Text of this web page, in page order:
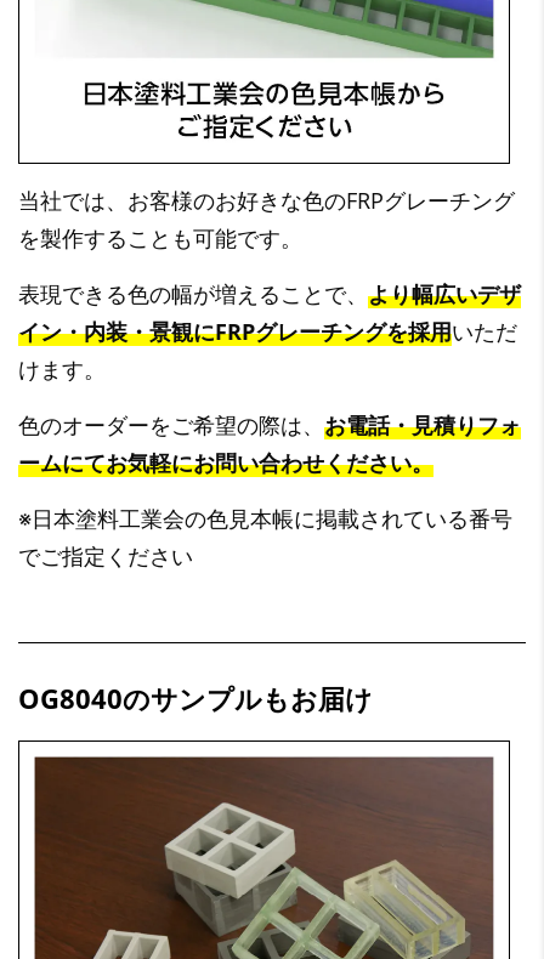
当社では、お客様のお好きな色のFRPグレーチング
を製作することも可能です。
表現できる色の幅が増えることで、 より幅広いデザ
イン・内装・景観にFRPグレーチングを採用いただ
けます。
色のオーダーをご希望の際は、 お電話・見積りフォ
ームにてお気軽にお問い合わせください。
※日本塗料工業会の色見本帳に掲載されている番号
でご指定ください
OG8040のサンプルもお届け